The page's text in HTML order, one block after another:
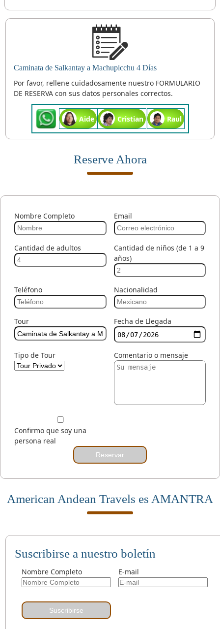
Caminata de Salkantay a Machupicchu 4 Días
Por favor, rellene cuidadosamente nuestro FORMULARIO
DE RESERVA con sus datos personales correctos.
Aide Cristian Raul
Reserve Ahora
Nombre Completo Email
Cantidad de adultos
Cantidad de niños (de 1 a 9
años)
Teléfono Nacionalidad
Tour Fecha de Llegada
Tipo de Tour Comentario o mensaje
Confirmo que soy una
persona real
Reservar
American Andean Travels es AMANTRA
Suscribirse a nuestro boletín
Nombre Completo E-mail
Suscribirse